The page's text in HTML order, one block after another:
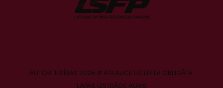
AUTORTIESĪBAS 2026 © ATSAUCE UZ LFF.LV OBLIGĀTA.
LAPAS IZSTRĀDE AURIS